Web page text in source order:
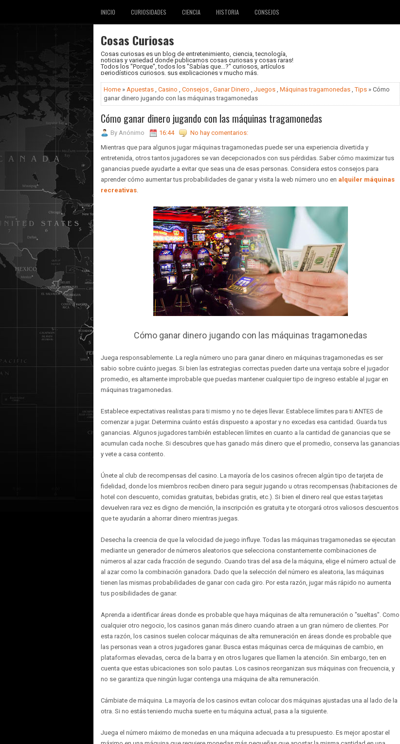
INICIO CURIOSIDADES CIENCIA HISTORIA CONSEJOS
Cosas Curiosas
Cosas curiosas es un blog de entretenimiento, ciencia, tecnología,
noticias y variedad donde publicamos cosas curiosas y cosas raras!
Todos los "Porque", todos los "Sabías que...?" curiosos, artículos
periodísticos curiosos, sus explicaciones y mucho más.
Home » Apuestas , Casino , Consejos , Ganar Dinero , Juegos , Máquinas tragamonedas ,Tips » Cómo
ganar dinero jugando con las máquinas tragamonedas
Cómo ganar dinero jugando con las máquinas tragamonedas
By Anónimo 16:44
No hay comentarios:
Mientras que para algunos jugar máquinas tragamonedas puede ser una experiencia divertida y
entretenida, otros tantos jugadores se van decepcionados con sus pérdidas. Saber cómo maximizar tus
ganancias puede ayudarte a evitar que seas una de esas personas. Considera estos consejos para
aprender cómo aumentar tus probabilidades de ganar y visita la web número uno en alquiler máquinas
recreativas.
Cómo ganar dinero jugando con las máquinas tragamonedas
Juega responsablemente. La regla número uno para ganar dinero en máquinas tragamonedas es ser
sabio sobre cuánto juegas. Si bien las estrategias correctas pueden darte una ventaja sobre el jugador
promedio, es altamente improbable que puedas mantener cualquier tipo de ingreso estable al jugar en
máquinas tragamonedas.
Establece expectativas realistas para ti mismo y no te dejes llevar. Establece límites para ti ANTES de
comenzar a jugar. Determina cuánto estás dispuesto a apostar y no excedas esa cantidad. Guarda tus
ganancias. Algunos jugadores también establecen límites en cuanto a la cantidad de ganancias que se
acumulan cada noche. Si descubres que has ganado más dinero que el promedio, conserva las ganancias
y vete a casa contento.
Únete al club de recompensas del casino. La mayoría de los casinos ofrecen algún tipo de tarjeta de
fidelidad, donde los miembros reciben dinero para seguir jugando u otras recompensas (habitaciones de
hotel con descuento, comidas gratuitas, bebidas gratis, etc.). Si bien el dinero real que estas tarjetas
devuelven rara vez es digno de mención, la inscripción es gratuita y te otorgará otros valiosos descuentos
que te ayudarán a ahorrar dinero mientras juegas.
Desecha la creencia de que la velocidad de juego influye. Todas las máquinas tragamonedas se ejecutan
mediante un generador de números aleatorios que selecciona constantemente combinaciones de
números al azar cada fracción de segundo. Cuando tiras del asa de la máquina, elige el número actual de
al azar como la combinación ganadora. Dado que la selección del número es aleatoria, las máquinas
tienen las mismas probabilidades de ganar con cada giro. Por esta razón, jugar más rápido no aumenta
tus posibilidades de ganar.
Aprenda a identificar áreas donde es probable que haya máquinas de alta remuneración o "sueltas". Como
cualquier otro negocio, los casinos ganan más dinero cuando atraen a un gran número de clientes. Por
esta razón, los casinos suelen colocar máquinas de alta remuneración en áreas donde es probable que
las personas vean a otros jugadores ganar. Busca estas máquinas cerca de máquinas de cambio, en
plataformas elevadas, cerca de la barra y en otros lugares que llamen la atención. Sin embargo, ten en
cuenta que estas ubicaciones son solo pautas. Los casinos reorganizan sus máquinas con frecuencia, y
no se garantiza que ningún lugar contenga una máquina de alta remuneración.
Cámbiate de máquina. La mayoría de los casinos evitan colocar dos máquinas ajustadas una al lado de la
otra. Si no estás teniendo mucha suerte en tu máquina actual, pasa a la siguiente.
Juega el número máximo de monedas en una máquina adecuada a tu presupuesto. Es mejor apostar el